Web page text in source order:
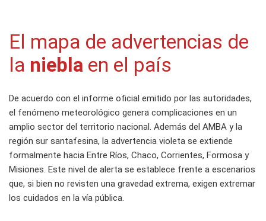
El mapa de advertencias de
la niebla en el país
De acuerdo con el informe oficial emitido por las autoridades,
el fenómeno meteorológico genera complicaciones en un
amplio sector del territorio nacional. Además del AMBA y la
región sur santafesina, la advertencia violeta se extiende
formalmente hacia Entre Ríos, Chaco, Corrientes, Formosa y
Misiones. Este nivel de alerta se establece frente a escenarios
que, si bien no revisten una gravedad extrema, exigen extremar
los cuidados en la vía pública.